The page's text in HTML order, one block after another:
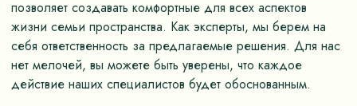
позволяет создавать комфортные для всех аспектов
жизни семьи пространства. Как эксперты, мы берем на
себя ответственность за предлагаемые решения. Для нас
нет мелочей, вы можете быть уверены, что каждое
действие наших специалистов будет обоснованным.